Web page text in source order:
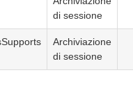
di sessione
Archiviazione
di sessione